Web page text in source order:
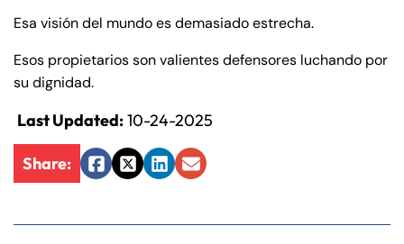
Esa visión del mundo es demasiado estrecha.
Esos propietarios son valientes defensores luchando por
su dignidad.
Last Updated:10-24-2025
Share:
Facebook
TwitterLinkedIn
Email
Farmington - Hours
Answering Service
24/7
Enfield - Hours
Answering Service
24/7